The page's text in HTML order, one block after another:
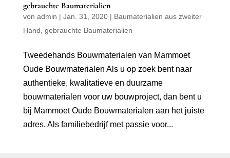
gebrauchte Baumaterialien
von admin | Jan. 31, 2020| Baumaterialien aus zweiter
Hand gebrauchte Baumaterialien
Tweedehands Bouwmaterialen van Mammoet
Oude Bouwmaterialen Als u op zoek bent naar
authentieke, kwalitatieve en duurzame
bouwmaterialen voor uw bouwproject, dan bent u
bij Mammoet Oude Bouwmaterialen aan het juiste
adres. Als familiebedrijf met passie voor...